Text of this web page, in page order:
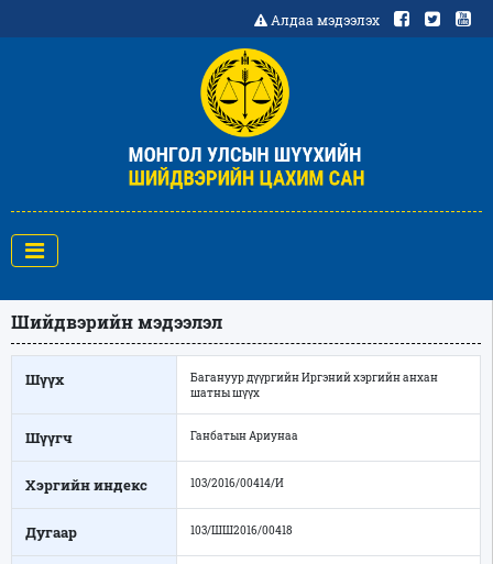
Алдаа мэдээлэх
Шийдвэрийн мэдээлэл
Шүүх
Багануур дүүргийн Иргэний хэргийн анхан
шатны шүүх
Шүүгч Ганбатын Ариунаа
Хэргийн индекс 103/2016/00414/И
Дугаар 103/ШШ2016/00418